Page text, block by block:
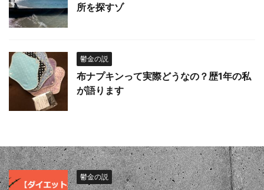
所を探すゾ
鬱金の説
布ナプキンって実際どうなの？歴1年の私
が語ります
鬱金の説